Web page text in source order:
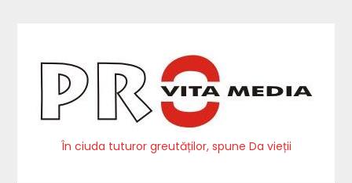
În ciuda tuturor greutăților, spune Da vieții